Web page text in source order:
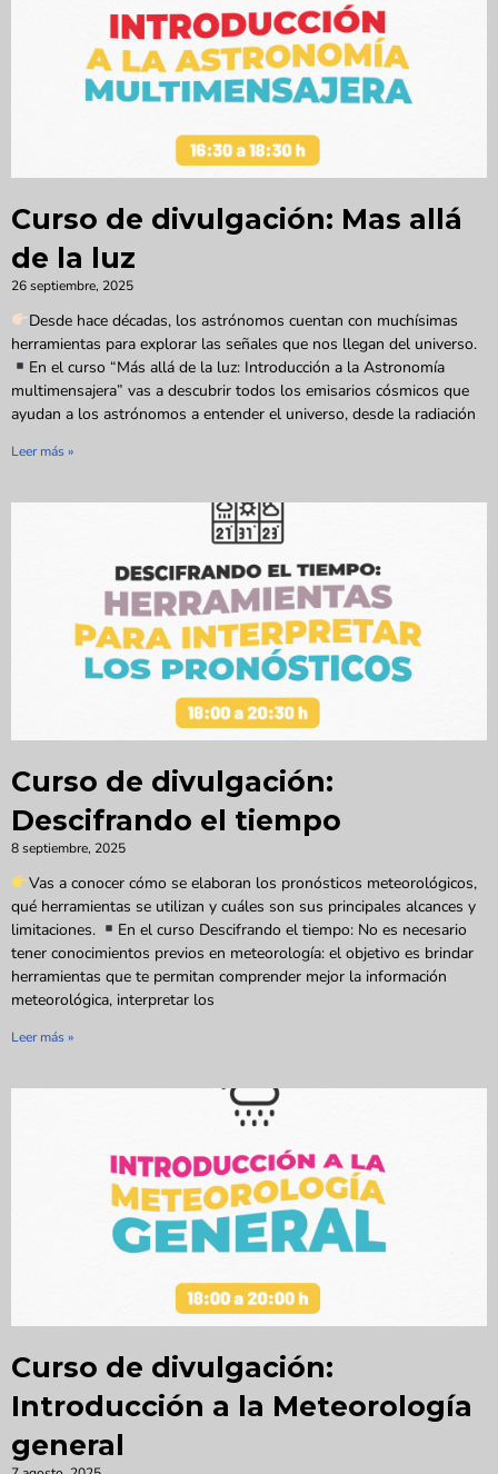
Curso de divulgación: Mas allá
de la luz
26 septiembre, 2025
Desde hace décadas, los astrónomos cuentan con muchísimas
herramientas para explorar las señales que nos llegan del universo.
En el curso “Más allá de la luz: Introducción a la Astronomía
multimensajera” vas a descubrir todos los emisarios cósmicos que
ayudan a los astrónomos a entender el universo, desde la radiación
Leer más »
Curso de divulgación:
Descifrando el tiempo
8 septiembre, 2025
Vas a conocer cómo se elaboran los pronósticos meteorológicos,
qué herramientas se utilizan y cuáles son sus principales alcances y
limitaciones.
En el curso Descifrando el tiempo: No es necesario
tener conocimientos previos en meteorología: el objetivo es brindar
herramientas que te permitan comprender mejor la información
meteorológica, interpretar los
Leer más »
Curso de divulgación:
Introducción a la Meteorología
general